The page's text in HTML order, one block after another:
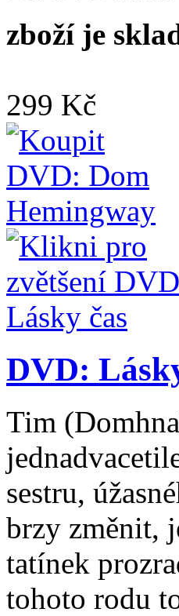
zboží je
299 Kč
DVD:
Tim
sestru,
brzy změnit,
tatínek
tohoto rodu